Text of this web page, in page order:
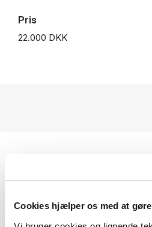
Cookies hjælper os med at
Pris
22.000 DKK
Forår 2027